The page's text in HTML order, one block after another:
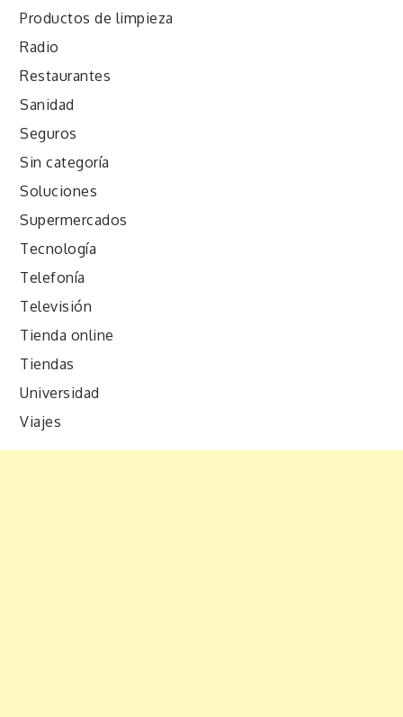
Productos de limpieza
Radio
Restaurantes
Sanidad
Seguros
Sin categoría
Soluciones
Supermercados
Tecnología
Telefonía
Televisión
Tienda online
Tiendas
Universidad
Viajes